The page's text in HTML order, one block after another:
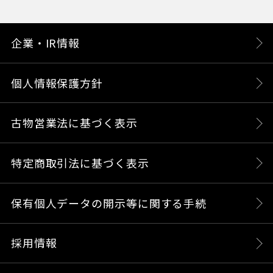
企業・IR情報
個人情報保護方針
古物営業法に基づく表示
特定商取引法に基づく表示
保有個人データの開示等に関する手続
採用情報